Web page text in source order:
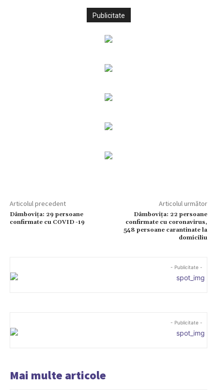
Publicitate
Articolul precedent
Dâmbovița: 29 persoane
confirmate cu COVID -19
Articolul următor
Dâmbovița: 22 persoane
confirmate cu coronavirus,
548 persoane carantinate la
domiciliu
- Publicitate -
- Publicitate -
Mai multe articole